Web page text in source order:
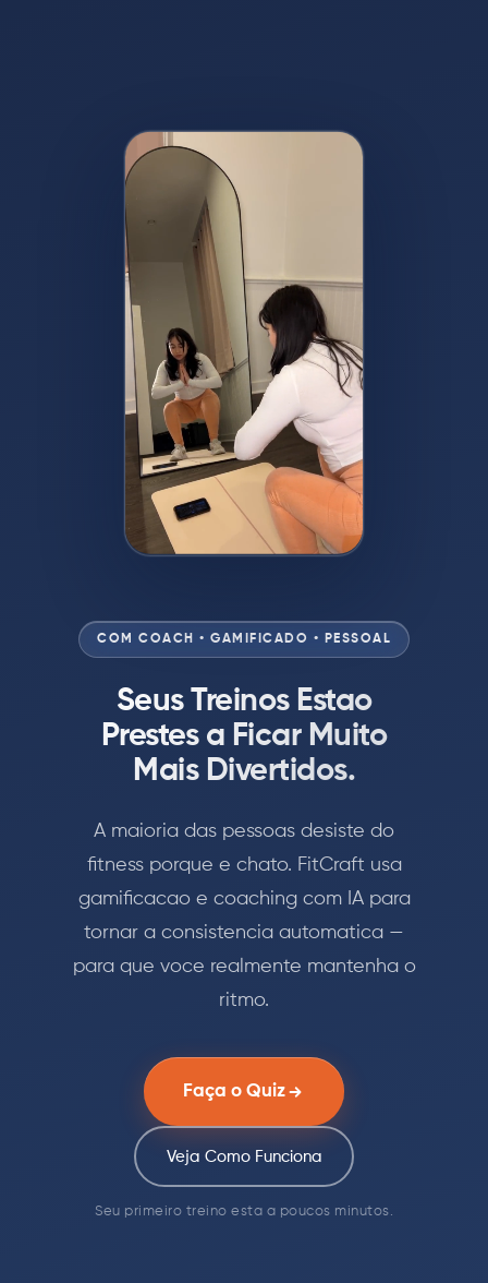
COM COACH • GAMIFICADO • PESSOAL
Seus Treinos Estao
Prestes a Ficar Muito
Mais Divertidos.
A maioria das pessoas desiste do
fitness porque e chato. FitCraft usa
gamificacao e coaching com IA para
tornar a consistencia automatica —
para que voce realmente mantenha o
ritmo.
Faça o Quiz
Veja Como Funciona
Seu primeiro treino esta a poucos minutos.